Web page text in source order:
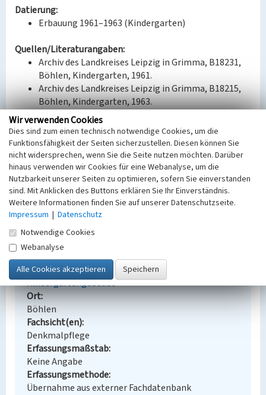
Datierung:
Erbauung 1961–1963 (Kindergarten)
Quellen/Literaturangaben:
Archiv des Landkreises Leipzig in Grimma, B18231,
Böhlen, Kindergarten, 1961.
Archiv des Landkreises Leipzig in Grimma, B18215,
Böhlen, Kindergarten, 1963.
Bauherr / Auftraggeber:
Bauherr: VEB Kombinat »Otto Grotewohl« Böhlen
Ausführung: Gutzschebauch, Walter, Rötha
(Bauleitung)
BKM-Nummer:30100263
Kindergarten des VEB Kombinat »Otto
Grotewohl« Böhlen (ehem.); Kinderhort
»Pfiffikus«
Schlagwörter
Kindergartengebäude
Ort
Böhlen
Fachsicht(en)
Denkmalpflege
Erfassungsmaßstab
Keine Angabe
Erfassungsmethode
Übernahme aus externer Fachdatenbank
Wir verwenden Cookies
Dies sind zum einen technisch notwendige Cookies, um die
Funktionsfähigkeit der Seiten sicherzustellen. Diesen können Sie
nicht widersprechen, wenn Sie die Seite nutzen möchten. Darüber
hinaus verwenden wir Cookies für eine Webanalyse, um die
Nutzbarkeit unserer Seiten zu optimieren, sofern Sie einverstanden
sind. Mit Anklicken des Buttons erklären Sie Ihr Einverständnis.
Weitere Informationen finden Sie auf unserer Datenschutzseite.
Impressum | Datenschutz
Notwendige Cookies
Webanalyse